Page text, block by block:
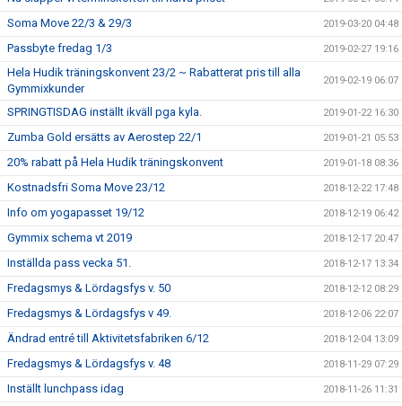
Soma Move 22/3 & 29/3 2019-03-20 04:48
Passbyte fredag 1/3 2019-02-27 19:16
Hela Hudik träningskonvent 23/2 ~ Rabatterat pris till alla
Gymmixkunder
2019-02-19 06:07
SPRINGTISDAG inställt ikväll pga kyla. 2019-01-22 16:30
Zumba Gold ersätts av Aerostep 22/1 2019-01-21 05:53
20% rabatt på Hela Hudik träningskonvent 2019-01-18 08:36
Kostnadsfri Soma Move 23/12 2018-12-22 17:48
Info om yogapasset 19/12 2018-12-19 06:42
Gymmix schema vt 2019 2018-12-17 20:47
Inställda pass vecka 51. 2018-12-17 13:34
Fredagsmys & Lördagsfys v. 50 2018-12-12 08:29
Fredagsmys & Lördagsfys v 49. 2018-12-06 22:07
Ändrad entré till Aktivitetsfabriken 6/12 2018-12-04 13:09
Fredagsmys & Lördagsfys v. 48 2018-11-29 07:29
Inställt lunchpass idag 2018-11-26 11:31